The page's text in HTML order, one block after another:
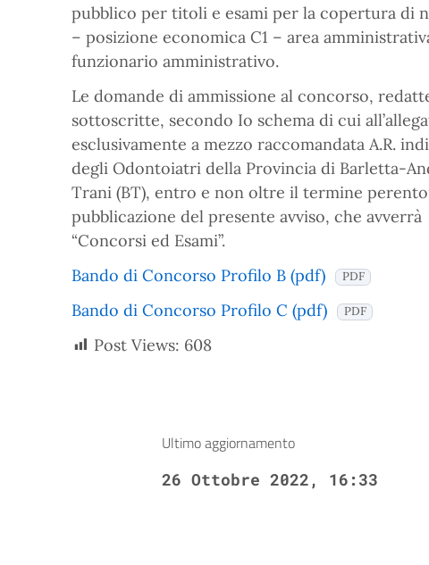
pubblico per titoli e esami per la copertura di
– posizione economica C1 – area
funzionario amministrativo.
Le domande di ammissione al concorso,
sottoscritte, secondo Io schema di cui
esclusivamente a mezzo raccomandata A.R.
degli Odontoiatri della Provincia di Barletta-
Trani (BT), entro e non oltre il termine
pubblicazione del presente avviso, che
“Concorsi ed Esami”.
Bando di Concorso Profilo B (pdf)
PDF
Bando di Concorso Profilo C (pdf) PDF
Post Views: 608
Ultimo aggiornamento
26 Ottobre 2022, 16:33